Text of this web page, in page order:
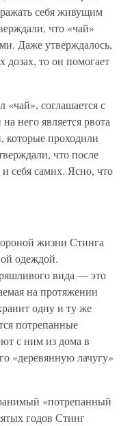
себя живущим
что «чай»
Даже утверждалось,
дозах, то он помогает
соглашается с
него является рвота
которые проходили
что после
себя самих. Ясно, что
жизни Стинга
одеждой.
вида — это
на протяжении
одну и ту же
потрепанные
с ним из дома в
«деревянную лачугу»
«потрепанный
годов Стинг